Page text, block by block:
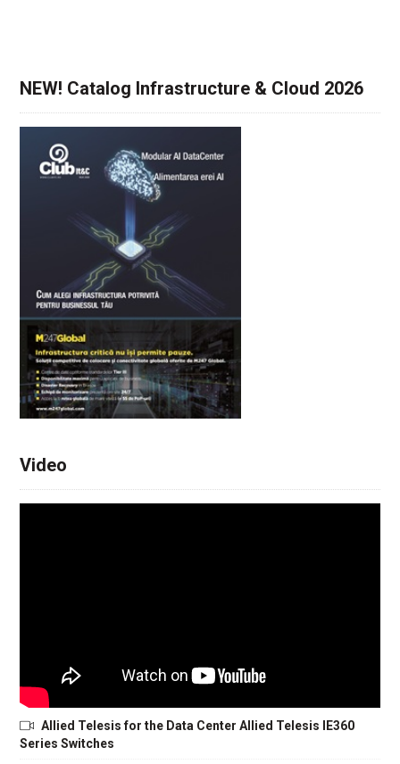
NEW! Catalog Infrastructure & Cloud 2026
Video
Allied Telesis for the Data Center Allied Telesis IE360
Series Switches